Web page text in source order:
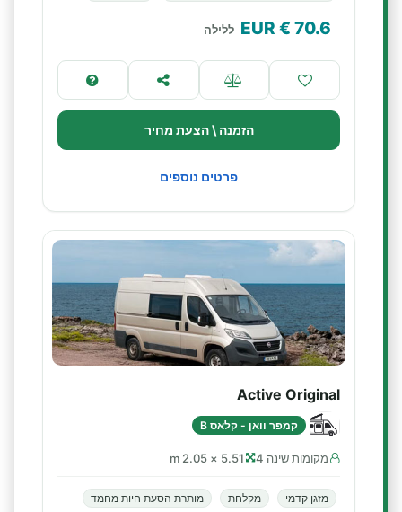
70.6
€ EUR ללילה
הזמנה \ הצעת מחיר
פרטים נוספים
Active Original
קמפר וואן - קלאס B
מקומות שינה 4 5.51 × 2.05 m
מזגן קדמי מקלחת
מותרת הסעת חיות מחמד